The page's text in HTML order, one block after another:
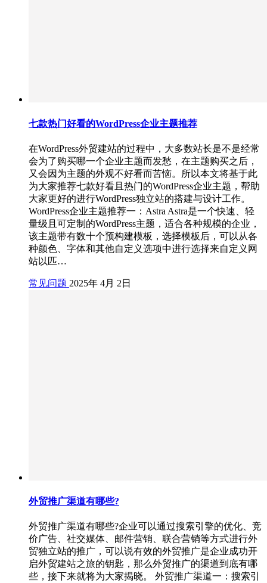
七款热门好看的WordPress企业主题推荐
在WordPress外贸建站的过程中，大多数站长是不是经常
会为了购买哪一个企业主题而发愁，在主题购买之后，
又会因为主题的外观不好看而苦恼。所以本文将基于此
为大家推荐七款好看且热门的WordPress企业主题，帮助
大家更好的进行WordPress独立站的搭建与设计工作。
WordPress企业主题推荐一：Astra Astra是一个快速、轻
量级且可定制的WordPress主题，适合各种规模的企业，
该主题带有数十个预构建模板，选择模板后，可以从各
种颜色、字体和其他自定义选项中进行选择来自定义网
站以匹…
常见问题 2025年 4月 2日
外贸推广渠道有哪些?
外贸推广渠道有哪些?企业可以通过搜索引擎的优化、竞
价广告、社交媒体、邮件营销、联合营销等方式进行外
贸独立站的推广，可以说有效的外贸推广是企业成功开
启外贸建站之旅的钥匙，那么外贸推广的渠道到底有哪
些，接下来就将为大家揭晓。 外贸推广渠道一：搜索引